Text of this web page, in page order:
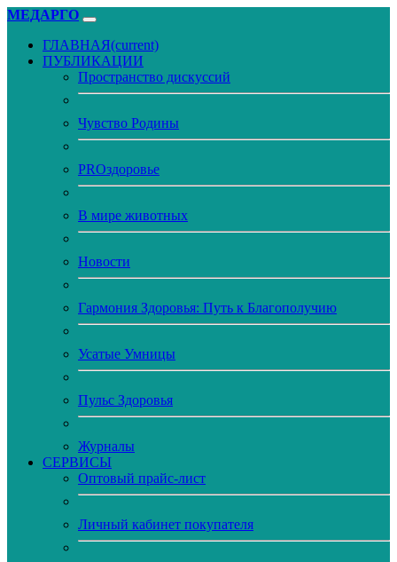
МЕДАРГО
ГЛАВНАЯ(current)
ПУБЛИКАЦИИ
Пространство дискуссий
Чувство Родины
PROздоровье
В мире животных
Новости
Гармония Здоровья: Путь к Благополучию
Усатые Умницы
Пульс Здоровья
Журналы
CЕРВИСЫ
Оптовый прайс-лист
Личный кабинет покупателя